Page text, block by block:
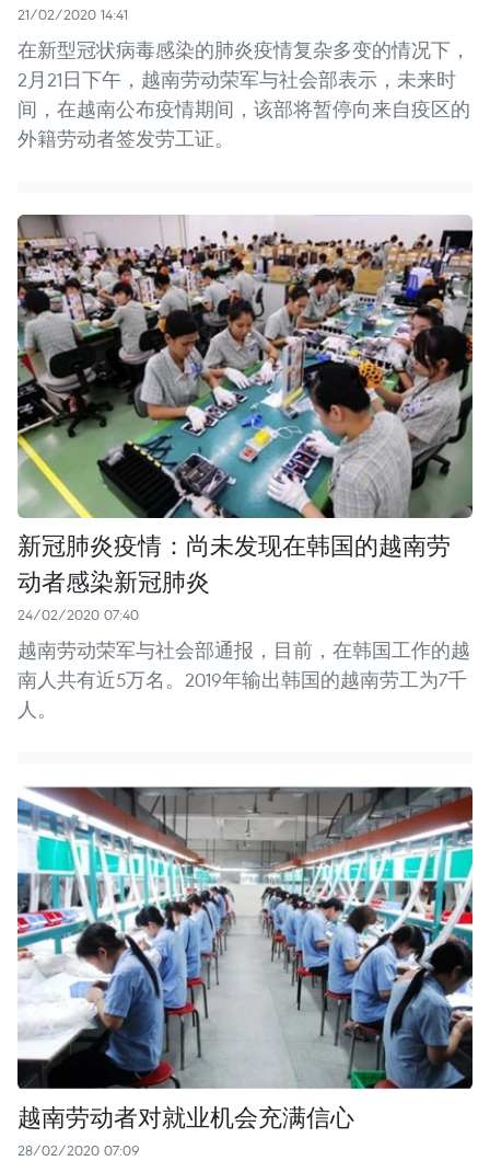
21/02/2020 14:41
在新型冠状病毒感染的肺炎疫情复杂多变的情况下，
2月21日下午，越南劳动荣军与社会部表示，未来时
间，在越南公布疫情期间，该部将暂停向来自疫区的
外籍劳动者签发劳工证。
新冠肺炎疫情：尚未发现在韩国的越南劳
动者感染新冠肺炎
24/02/2020 07:40
越南劳动荣军与社会部通报，目前，在韩国工作的越
南人共有近5万名。2019年输出韩国的越南劳工为7千
人。
越南劳动者对就业机会充满信心
28/02/2020 07:09